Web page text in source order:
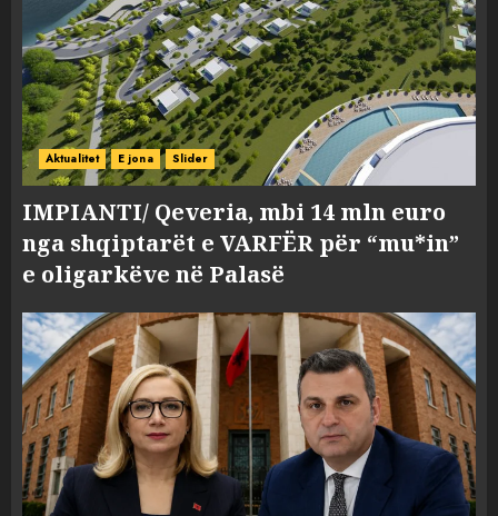
Aktualitet E jona Slider
IMPIANTI/ Qeveria, mbi 14 mln euro
nga shqiptarët e VARFËR për “mu*in”
e oligarkëve në Palasë